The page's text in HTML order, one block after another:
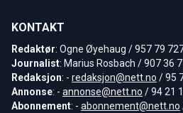
KONTAKT
Redaktør: Ogne Øyehaug / 957 79
Journalist: Marius Rosbach / 907 36
Redaksjon: - redaksjon@nett.no / 95
Annonse: - annonse@nett.no / 94 21
Abonnement: - abonnement@nett.no